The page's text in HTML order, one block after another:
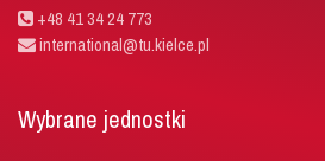
+48 41 34 24 773
international@tu.kielce.pl
Wybrane jednostki